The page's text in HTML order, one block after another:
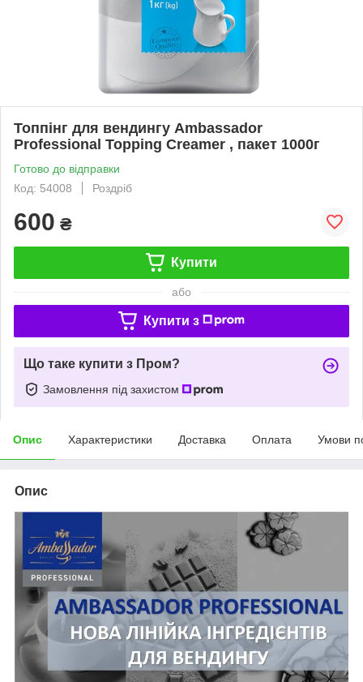
Топпінг для вендингу Ambassador
Professional Topping Creamer , пакет 1000г
Готово до відправки
Код: 54008
Роздріб
600 ₴
Купити
або
Купити з
Що таке купити з Пром?
Замовлення під захистом
Опис Характеристики Доставка Оплата Умови
Опис